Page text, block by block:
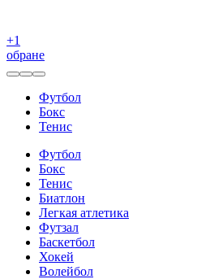
+1
обране
Футбол
Бокс
Тенис
Футбол
Бокс
Тенис
Биатлон
Легкая атлетика
Футзал
Баскетбол
Хокей
Волейбол